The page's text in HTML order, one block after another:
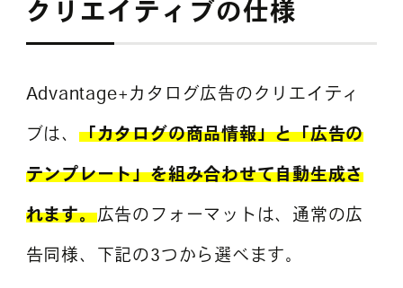
クリエイティブの仕様
Advantage+カタログ広告のクリエイティ
ブは、 「カタログの商品情報」と「広告の
テンプレート」を組み合わせて自動生成さ
れます。広告のフォーマットは、通常の広
告同様、下記の3つから選べます。